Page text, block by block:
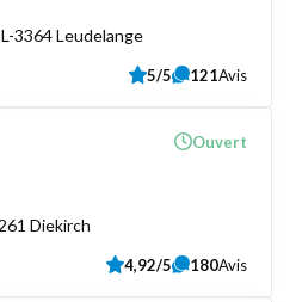
3364 Leudelange
5/5 121Avis
Diekirch
Ouvert
4,92/5 180Avis